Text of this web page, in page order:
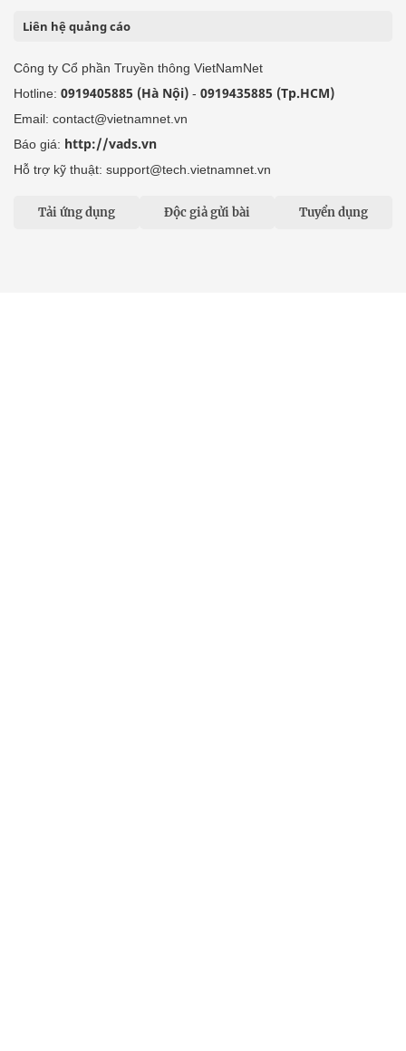
Liên hệ quảng cáo
Công ty Cổ phần Truyền thông VietNamNet
Hotline: 0919405885 (Hà Nội) - 0919435885 (Tp.HCM)
Email: contact@vietnamnet.vn
Báo giá: http://vads.vn
Hỗ trợ kỹ thuật: support@tech.vietnamnet.vn
Tải ứng dụng Độc giả gửi bài Tuyển dụng